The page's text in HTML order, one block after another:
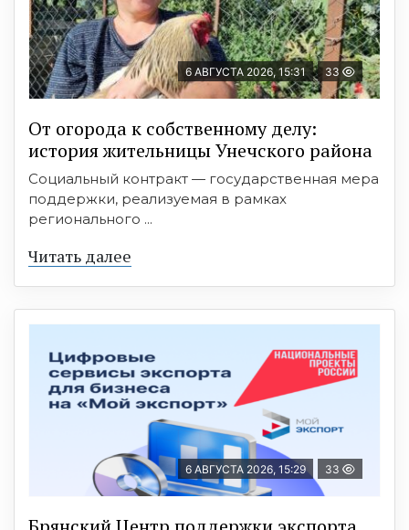
6 АВГУСТА 2026, 15:31 33
От огорода к собственному делу:
история жительницы Унечского района
Социальный контракт — государственная мера
поддержки, реализуемая в рамках
регионального ...
Читать далее
6 АВГУСТА 2026, 15:29 33